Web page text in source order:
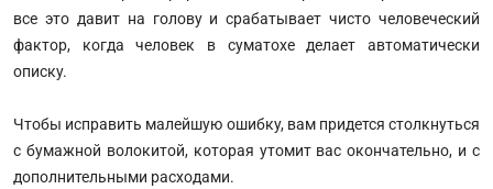
все это давит на голову и срабатывает чисто человеческий
фактор, когда человек в суматохе делает автоматически
описку.
Чтобы исправить малейшую ошибку, вам придется столкнуться
с бумажной волокитой, которая утомит вас окончательно, и с
дополнительными расходами.